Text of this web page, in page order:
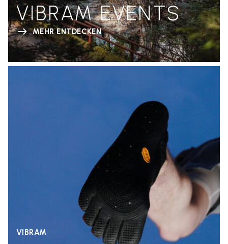
VIBRAM EVENTS
MEHR ENTDECKEN
VIBRAM